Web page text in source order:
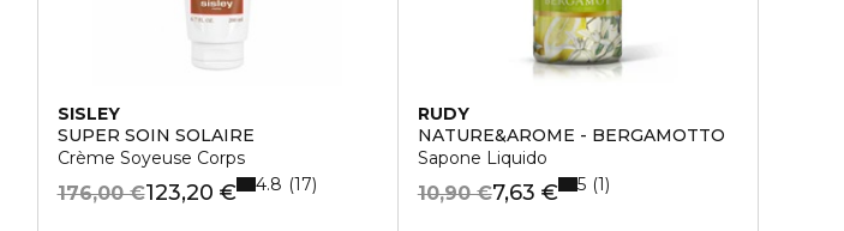
SISLEY
SUPER SOIN SOLAIRE
Crème Soyeuse Corps
123,20 €
176,00 € 4.8 17
RUDY
NATURE&AROME - BERGAMOTTO
Sapone Liquido
7,63 €
10,90 € 5 1